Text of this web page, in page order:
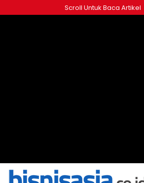
ke
Scroll Untuk Baca Artikel